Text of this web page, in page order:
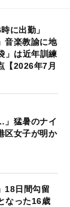
に出勤」
音楽教諭に地
」は近年訓練
【2026年7月
」猛暑のナイ
区女子が明か
18日間勾留
なった16歳